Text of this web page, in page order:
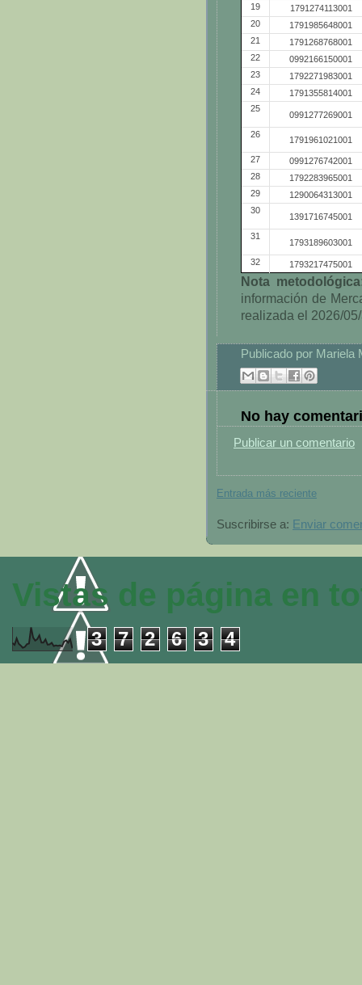
19
1791274113001
20
1791985648001
21
1791268768001
22
0992166150001
23
1792271983001
24
1791355814001
25
0991277269001
26
1791961021001
27
0991276742001
28
1792283965001
29
1290064313001
30
1391716745001
31
1793189603001
32
1793217475001
Nota
información de
realizada el 2026/
Publicado por Mariela
No hay
Publicar un comentario
Entrada más reciente
Suscribirse a: Enviar
Vistas de página en
3 7 2 6 3 4